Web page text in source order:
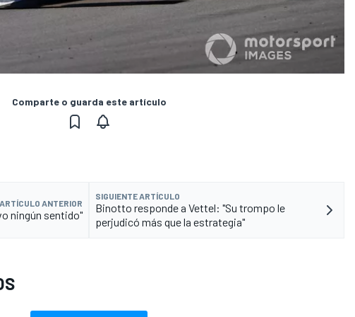
Comparte o guarda este artículo
ARTÍCULO ANTERIOR
ningún sentido"
SIGUIENTE ARTÍCULO
Binotto responde a Vettel: "Su trompo le
perjudicó más que la estrategia"